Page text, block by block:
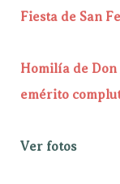
Fiesta de San
Homilía de Don
emérito
Ver fotos